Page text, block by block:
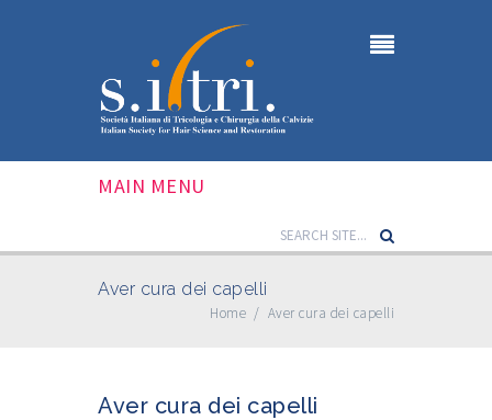
MAIN MENU
Aver cura dei capelli
Home / Aver cura dei capelli
Aver cura dei capelli